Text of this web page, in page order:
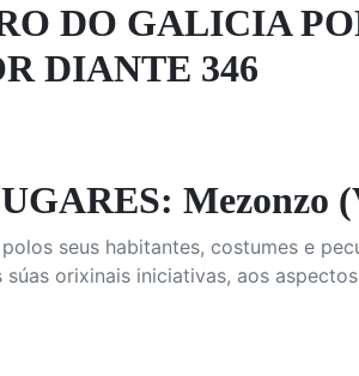
DO GALICIA
DIANTE 346
Mezonzo
seus habitantes, costumes e
orixinais iniciativas, aos